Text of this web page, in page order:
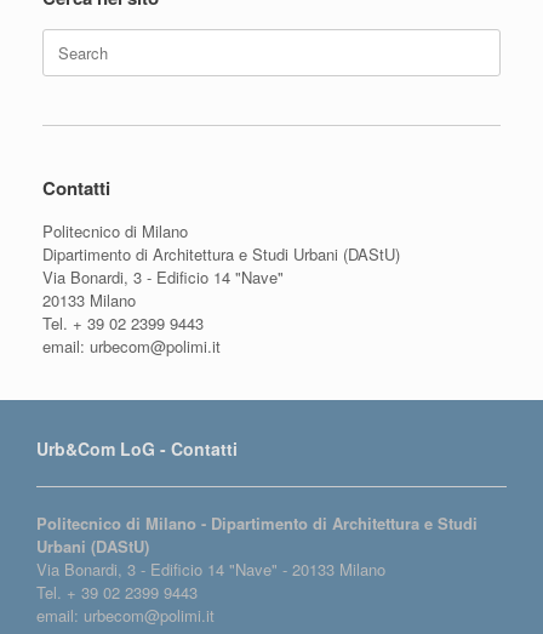
Search
for:
Contatti
Politecnico di Milano
Dipartimento di Architettura e Studi Urbani (DAStU)
Via Bonardi, 3 - Edificio 14 "Nave"
20133 Milano
Tel. + 39 02 2399 9443
email: urbecom@polimi.it
Urb&Com LoG - Contatti
Politecnico di Milano - Dipartimento di Architettura e Studi
Urbani (DAStU)
Via Bonardi, 3 - Edificio 14 "Nave" - 20133 Milano
Tel. + 39 02 2399 9443
email: urbecom@polimi.it